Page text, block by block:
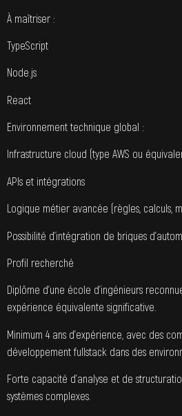
À maîtriser :
TypeScript
Node.js
React
Environnement technique global :
Infrastructure cloud (type AWS ou
APIs et intégrations
Logique métier avancée (règles, calculs,
Possibilité d’intégration de briques
Profil recherché
Diplôme d’une école d’ingénieurs
expérience équivalente significative.
Minimum 4 ans d’expérience, avec des
développement fullstack dans des
Forte capacité d’analyse et de
systèmes complexes.